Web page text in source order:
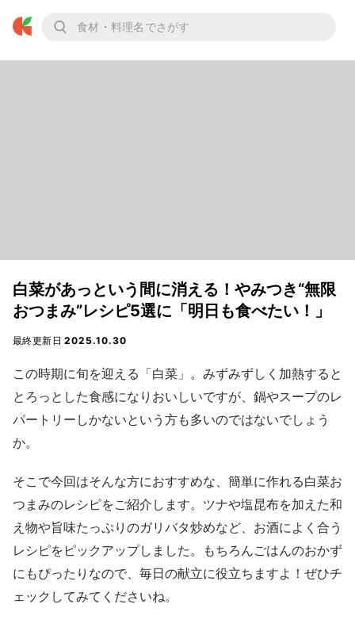
白菜があっという間に消える！やみつき“無限
おつまみ”レシピ5選に「明日も食べたい！」
最終更新日2025.10.30
この時期に旬を迎える「白菜」。みずみずしく加熱すると
とろっとした食感になりおいしいですが、鍋やスープのレ
パートリーしかないという方も多いのではないでしょう
か。
そこで今回はそんな方におすすめな、簡単に作れる白菜お
つまみのレシピをご紹介します。ツナや塩昆布を加えた和
え物や旨味たっぷりのガリバタ炒めなど、お酒によく合う
レシピをピックアップしました。もちろんごはんのおかず
にもぴったりなので、毎日の献立に役立ちますよ！ぜひチ
ェックしてみてくださいね。